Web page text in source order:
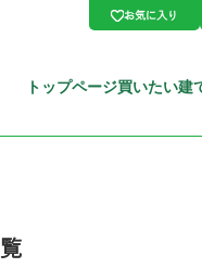
お気に入り
トップページ買いたい建